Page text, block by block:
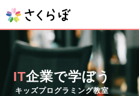
IT企業で学ぼう
キッズプログラミング教室